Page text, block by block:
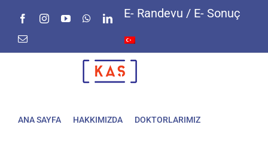
FacebookInstagramYouTubeWhatsAppLinkedIn
E-
E- Randevu / E- Sonuç
ANA SAYFA HAKKIMIZDA DOKTORLARIMIZ